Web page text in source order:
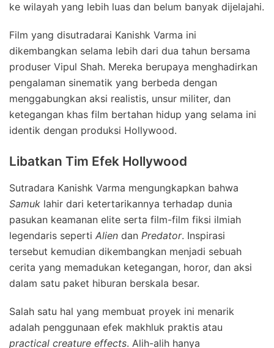
ke wilayah yang lebih luas dan belum banyak dijelajahi.
Film yang disutradarai Kanishk Varma ini
dikembangkan selama lebih dari dua tahun bersama
produser Vipul Shah. Mereka berupaya menghadirkan
pengalaman sinematik yang berbeda dengan
menggabungkan aksi realistis, unsur militer, dan
ketegangan khas film bertahan hidup yang selama ini
identik dengan produksi Hollywood.
Libatkan Tim Efek Hollywood
Sutradara Kanishk Varma mengungkapkan bahwa
Samuk lahir dari ketertarikannya terhadap dunia
pasukan keamanan elite serta film-film fiksi ilmiah
legendaris seperti Alien dan Predator. Inspirasi
tersebut kemudian dikembangkan menjadi sebuah
cerita yang memadukan ketegangan, horor, dan aksi
dalam satu paket hiburan berskala besar.
Salah satu hal yang membuat proyek ini menarik
adalah penggunaan efek makhluk praktis atau
practical creature effects. Alih-alih hanya